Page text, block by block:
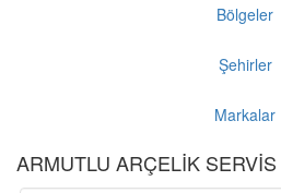
Bölgeler
Şehirler
Markalar
ARMUTLU ARÇELİK